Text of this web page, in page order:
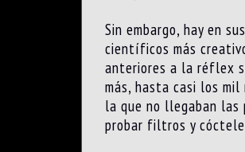
Sin embargo, hay en
científicos más
anteriores a la réflex
más, hasta casi los
la que no llegaban
probar filtros y